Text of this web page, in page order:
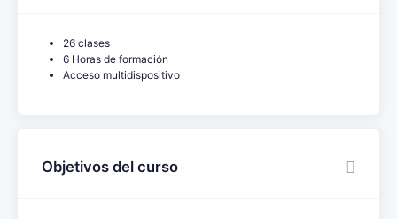
26 clases
6 Horas de formación
Acceso multidispositivo
Objetivos del curso